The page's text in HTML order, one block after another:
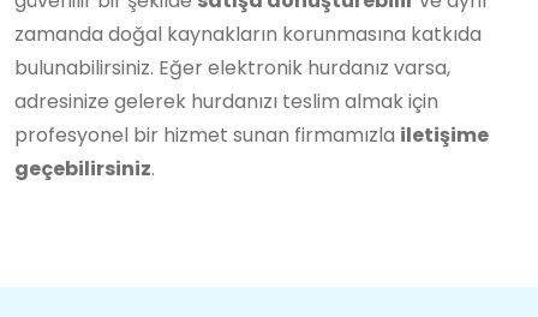
zamanda doğal kaynakların korunmasına katkıda
bulunabilirsiniz. Eğer elektronik hurdanız varsa,
adresinize gelerek hurdanızı teslim almak için
profesyonel bir hizmet sunan firmamızla iletişime
geçebilirsiniz.